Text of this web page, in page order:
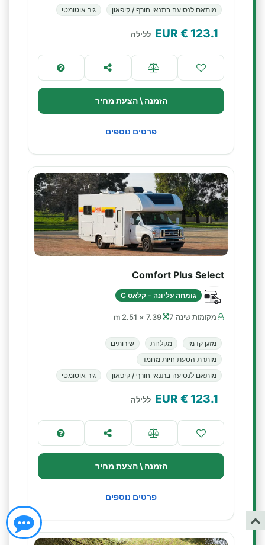
מותאם לנסיעה בתנאי חורף / קיפאון
גיר אוטומטי
123.1
€ EUR ללילה
הזמנה \ הצעת מחיר
פרטים נוספים
Comfort Plus Select
גומחה עליונה - קלאס C
מקומות שינה 7 7.39 × 2.51 m
מזגן קדמי מקלחת
שירותים
מותרת הסעת חיות מחמד
מותאם לנסיעה בתנאי חורף / קיפאון
גיר אוטומטי
123.1
€ EUR ללילה
הזמנה \ הצעת מחיר
פרטים נוספים